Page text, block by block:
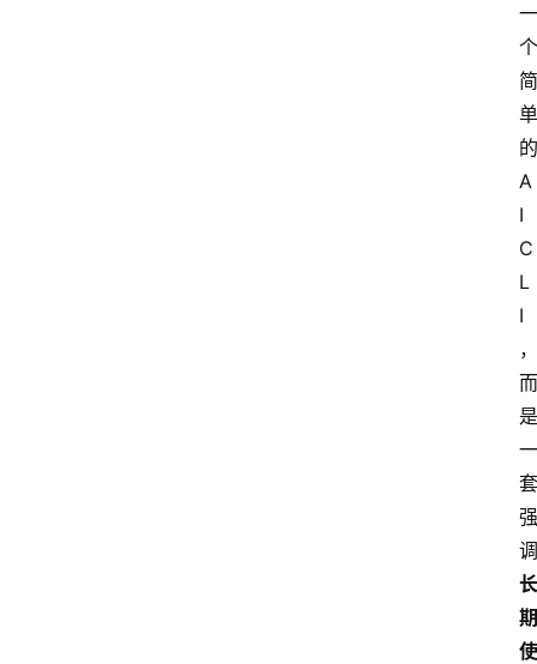
一
个
简
单
的
A
I
C
L
I
，
而
是
一
套
强
调
长
期
使